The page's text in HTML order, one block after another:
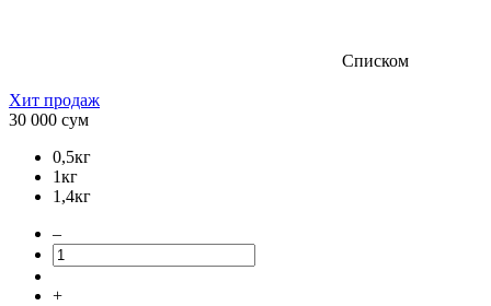
Списком
Хит продаж
30 000 сум
0,5кг
1кг
1,4кг
–
+